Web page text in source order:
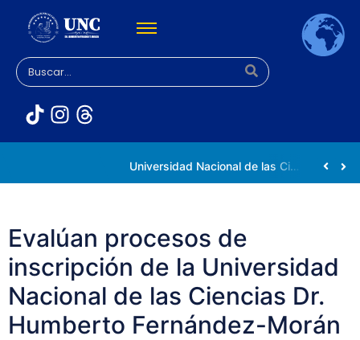
Universidad Nacional de las Ciencias impulsa vocaciones científicas en la Expoferia de Oportunidades de Estudio 2026
Evalúan procesos de
inscripción de la Universidad
Nacional de las Ciencias Dr.
Humberto Fernández-Morán